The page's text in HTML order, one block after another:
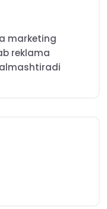
marketing
reklama